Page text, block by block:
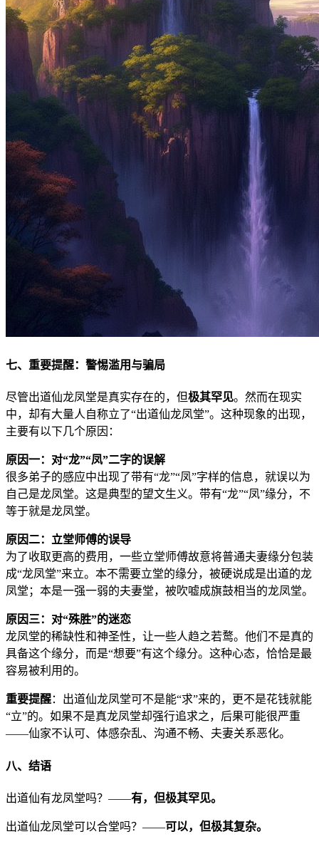
七、重要提醒：警惕滥用与骗局
尽管出道仙龙凤堂是真实存在的，但极其罕见。然而在现实
中，却有大量人自称立了“出道仙龙凤堂”。这种现象的出现，
主要有以下几个原因：
原因一：对“龙”“凤”二字的误解
很多弟子的感应中出现了带有“龙”“凤”字样的信息，就误以为
自己是龙凤堂。这是典型的望文生义。带有“龙”“凤”缘分，不
等于就是龙凤堂。
原因二：立堂师傅的误导
为了收取更高的费用，一些立堂师傅故意将普通夫妻缘分包装
成“龙凤堂”来立。本不需要立堂的缘分，被硬说成是出道的龙
凤堂；本是一强一弱的夫妻堂，被吹嘘成旗鼓相当的龙凤堂。
原因三：对“殊胜”的迷恋
龙凤堂的稀缺性和神圣性，让一些人趋之若鹜。他们不是真的
具备这个缘分，而是“想要”有这个缘分。这种心态，恰恰是最
容易被利用的。
重要提醒：出道仙龙凤堂可不是能“求”来的，更不是花钱就能
“立”的。如果不是真龙凤堂却强行追求之，后果可能很严重
——仙家不认可、体感杂乱、沟通不畅、夫妻关系恶化。
八、结语
出道仙有龙凤堂吗？——有，但极其罕见。
出道仙龙凤堂可以合堂吗？——可以，但极其复杂。